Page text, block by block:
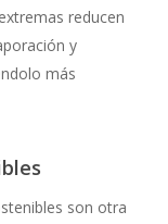
reducen
y
más
son otra